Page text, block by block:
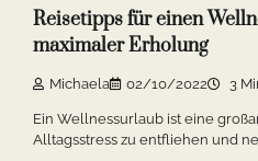
Reisetipps für einen
maximaler Erholung
Michaela 02/10/2022 3
Ein Wellnessurlaub ist eine
Alltagsstress zu entfliehen und